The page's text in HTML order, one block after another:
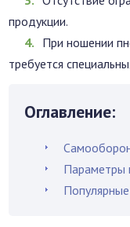
продукции.
При ношении
требуется
Оглавление:
Параметры